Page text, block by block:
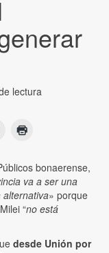
lectura
bonaerense,
va a ser una
» porque
“no está
desde Unión por